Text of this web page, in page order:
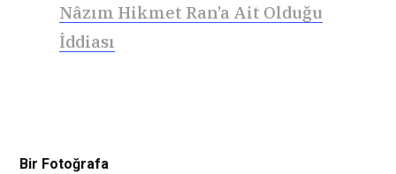
Nâzım Hikmet Ran’a Ait Olduğu
İddiası
Bir Fotoğrafa